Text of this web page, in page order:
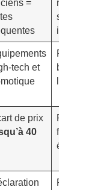
=
sur
tech et
bas pour
de prix
40
Prix bas
élevée
Parcours